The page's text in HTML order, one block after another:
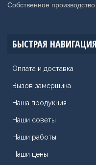
Собственное
БЫСТРАЯ НАВИГАЦИЯ
Оплата и доставка
Вызов замерщика
Наша продукция
Наши советы
Наши работы
Наши цены